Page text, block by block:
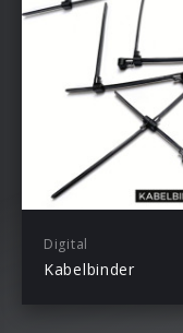
Digital
Kabelbinder